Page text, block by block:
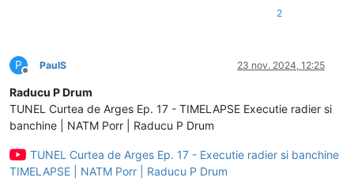
2
P
Deconectat
PaulS 23 nov. 2024, 12:25
Raducu P Drum
TUNEL Curtea de Arges Ep. 17 - TIMELAPSE Executie radier si
banchine | NATM Porr | Raducu P Drum
TUNEL Curtea de Arges Ep. 17 - Executie radier si banchine
TIMELAPSE | NATM Porr | Raducu P Drum